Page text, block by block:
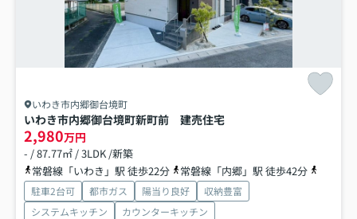
いわき市内郷御台境町
いわき市内郷御台境町新町前 建売住宅
2,980万円
- / 87.77㎡ / 3LDK /新築
常磐線「いわき」駅 徒歩22分
常磐線「内郷」駅 徒歩42分
駐車2台可 都市ガス 陽当り良好
収納豊富
システムキッチン
カウンターキッチン